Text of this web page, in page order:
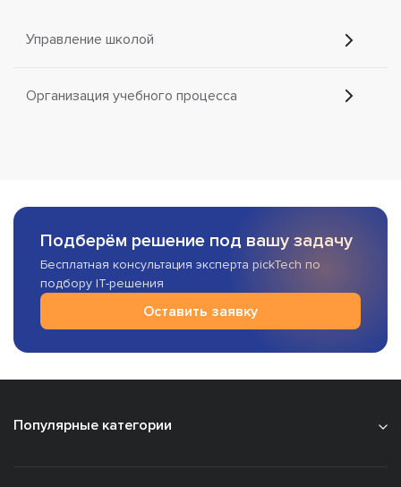
Управление школой
Организация учебного процесса
Подберём решение под вашу задачу
Бесплатная консультация эксперта pickTech по
подбору IT-решения
Оставить заявку
Популярные категории